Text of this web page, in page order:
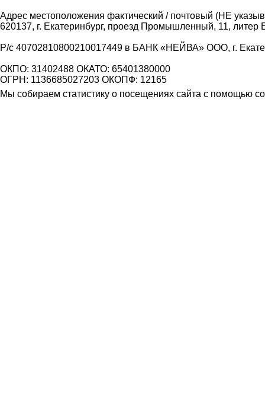
Адрес местоположения фактический / почтовый (НЕ
620137, г. Екатеринбург, проезд Промышленный, 11, литер
Р/с 40702810800210017449 в БАНК «НЕЙВА» ООО, г.
ОКПО: 31402488 ОКАТО: 65401380000
ОГРН: 1136685027203 ОКОПФ: 12165
Мы собираем статистику о посещениях сайта с помощью